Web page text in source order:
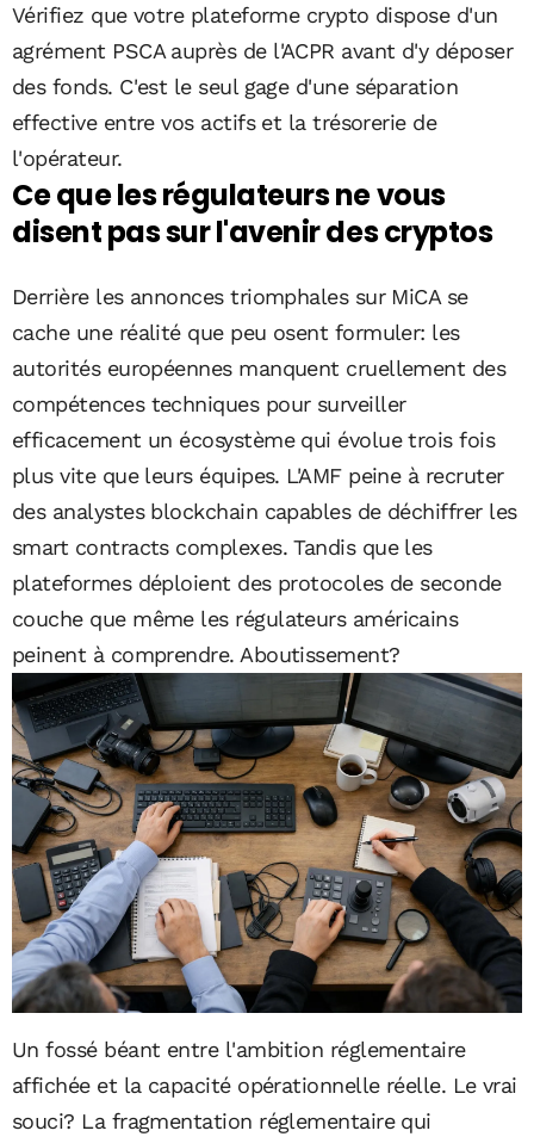
Vérifiez que votre plateforme crypto dispose d'un
agrément PSCA auprès de l'ACPR avant d'y déposer
des fonds. C'est le seul gage d'une séparation
effective entre vos actifs et la trésorerie de
l'opérateur.
Ce que les régulateurs ne vous
disent pas sur l'avenir des cryptos
Derrière les annonces triomphales sur MiCA se
cache une réalité que peu osent formuler: les
autorités européennes manquent cruellement des
compétences techniques pour surveiller
efficacement un écosystème qui évolue trois fois
plus vite que leurs équipes. L'AMF peine à recruter
des analystes blockchain capables de déchiffrer les
smart contracts complexes. Tandis que les
plateformes déploient des protocoles de seconde
couche que même les régulateurs américains
peinent à comprendre. Aboutissement?
Un fossé béant entre l'ambition réglementaire
affichée et la capacité opérationnelle réelle. Le vrai
souci? La fragmentation réglementaire qui